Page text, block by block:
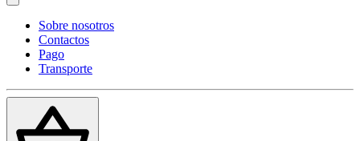
Sobre nosotros
Contactos
Pago
Transporte